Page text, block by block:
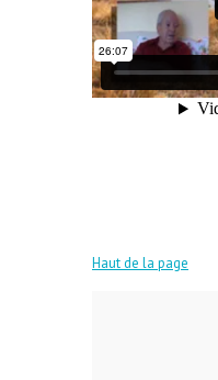
Haut de la page